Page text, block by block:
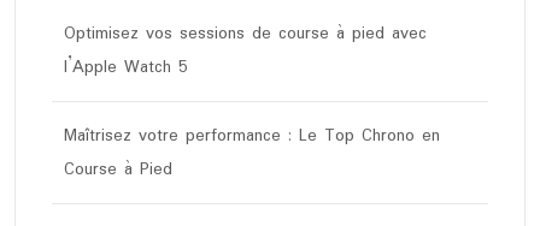
Optimisez vos sessions de course à pied avec
l’Apple Watch 5
Maîtrisez votre performance : Le Top Chrono en
Course à Pied